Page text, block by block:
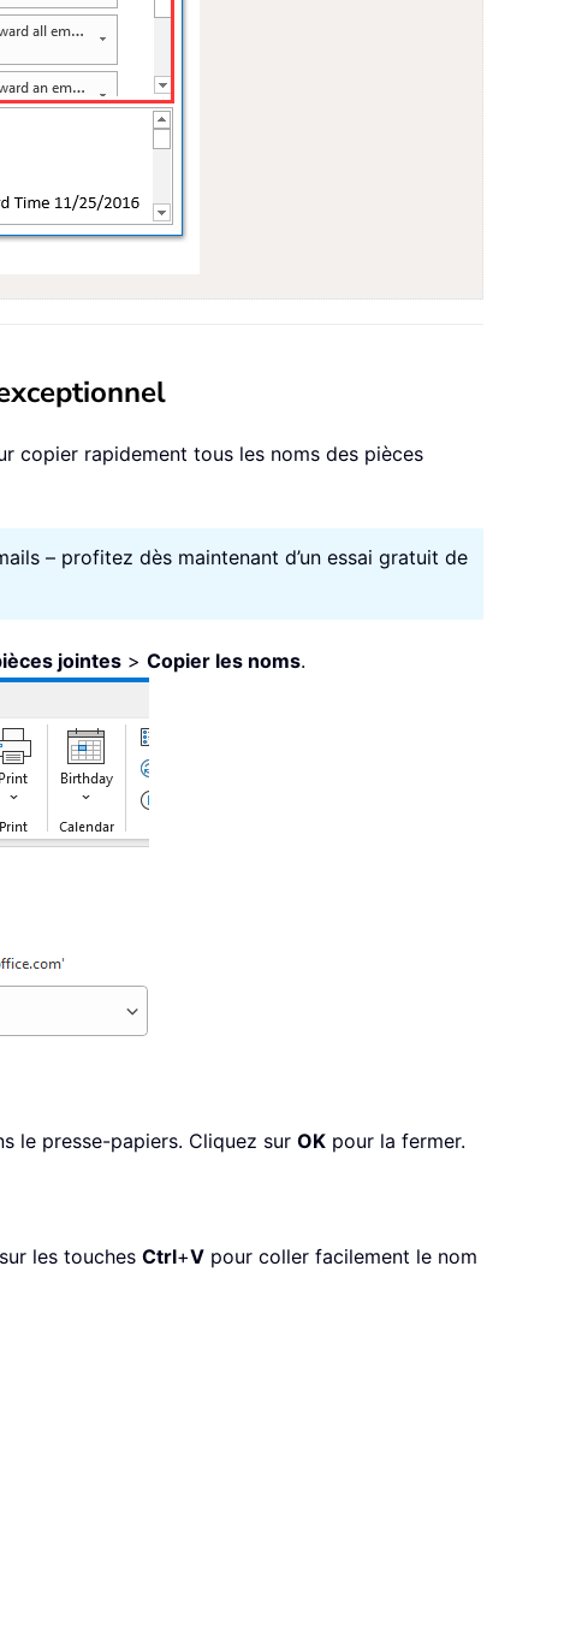
copier rapidement tous les noms des pièces
– profitez dès maintenant d’un essai gratuit de
jointes > Copier les noms.
le presse-papiers. Cliquez sur OK pour la fermer.
les touches Ctrl+V pour coller facilement le nom